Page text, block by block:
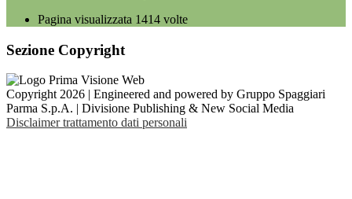
Pagina visualizzata 1414 volte
Sezione Copyright
Copyright 2026 | Engineered and powered by Gruppo Spaggiari
Parma S.p.A. | Divisione Publishing & New Social Media
Disclaimer trattamento dati personali